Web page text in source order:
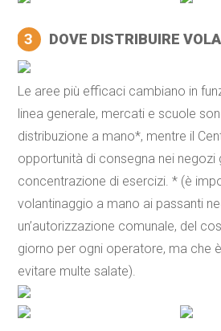
3 DOVE DISTRIBUIRE
Le aree più efficaci cambiano in
linea generale, mercati e scuole
distribuzione a mano*, mentre il
opportunità di consegna nei negozi
concentrazione di esercizi. * (è
volantinaggio a mano ai passanti
un’autorizzazione comunale, del
giorno per ogni operatore, ma che
evitare multe salate).